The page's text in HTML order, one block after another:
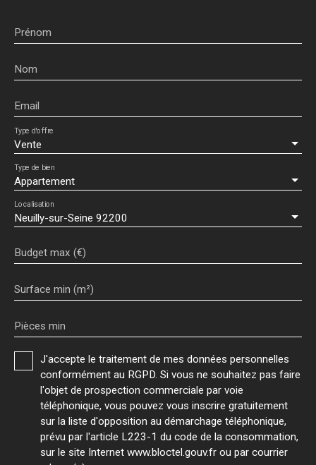
Prénom
Nom
Email
Vente
Type d'offre
Appartement
Type de bien
Neuilly-sur-Seine 92200
Localisation
Budget max (€)
Surface min (m²)
Pièces min
J'accepte le traitement de mes données personnelles
conformément au RGPD. Si vous ne souhaitez pas faire
l'objet de prospection commerciale par voie
téléphonique, vous pouvez vous inscrire gratuitement
sur la liste d'opposition au démarchage téléphonique,
prévu par l'article L223-1 du code de la consommation,
sur le site Internet www.bloctel.gouv.fr ou par courrier